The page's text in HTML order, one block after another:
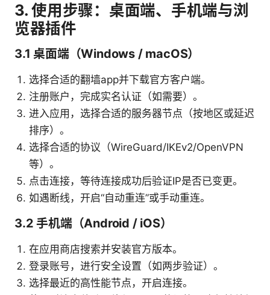
3. 使用步骤：桌面端、手机端与浏
览器插件
3.1 桌面端（Windows / macOS）
选择合适的翻墙app并下载官方客户端。
注册账户，完成实名认证（如需要）。
进入应用，选择合适的服务器节点（按地区或延迟
排序）。
选择合适的协议（WireGuard/IKEv2/OpenVPN
等）。
点击连接，等待连接成功后验证IP是否已变更。
如遇断线，开启“自动重连”或手动重连。
3.2 手机端（Android / iOS）
在应用商店搜索并安装官方版本。
登录账号，进行安全设置（如两步验证）。
选择最近的高性能节点，开启连接。